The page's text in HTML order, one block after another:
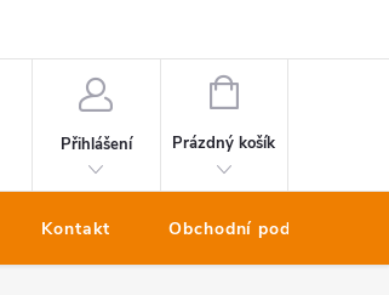
Přihlášení
NÁKUPNÍ
Prázdný košík
Kontakt Obchodní podmínky